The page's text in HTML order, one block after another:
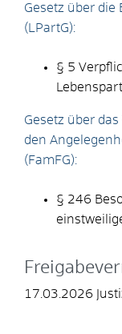
Gesetz über die
(LPartG):
§ 5
Gesetz über
den
(FamFG):
§ 246
17.03.2026